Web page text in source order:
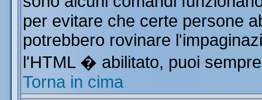
per evitare che certe persone
potrebbero rovinare
l'HTML � abilitato, puoi
Torna in cima